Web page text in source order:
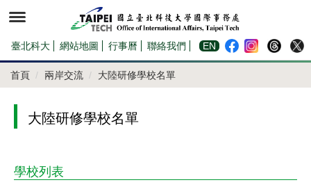
到
主
內
容
區
臺北科大 網站地圖 行事曆 聯絡我們 EN
首頁 兩岸交流 大陸研修學校名單
大陸研修學校名單
學校列表